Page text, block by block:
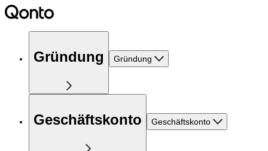
Gründung Gründung
Geschäftskonto Geschäftskonto